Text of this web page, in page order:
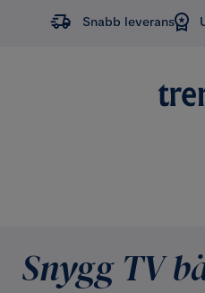
Snabb leverans
Snygg TV